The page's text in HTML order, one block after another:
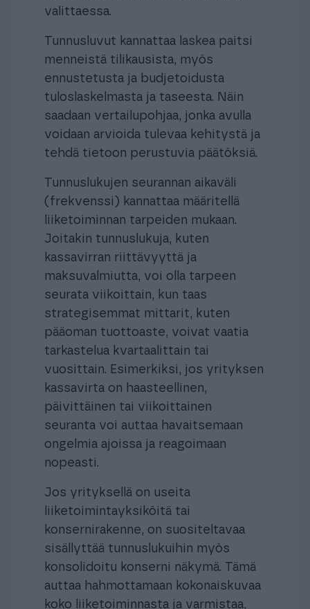
valittaessa.
Tunnusluvut kannattaa laskea paitsi
menneistä tilikausista, myös
ennustetusta ja budjetoidusta
tuloslaskelmasta ja taseesta. Näin
saadaan vertailupohjaa, jonka avulla
voidaan arvioida tulevaa kehitystä ja
tehdä tietoon perustuvia päätöksiä.
Tunnuslukujen seurannan aikaväli
(frekvenssi) kannattaa määritellä
liiketoiminnan tarpeiden mukaan.
Joitakin tunnuslukuja, kuten
kassavirran riittävyyttä ja
maksuvalmiutta, voi olla tarpeen
seurata viikoittain, kun taas
strategisemmat mittarit, kuten
pääoman tuottoaste, voivat vaatia
tarkastelua kvartaalittain tai
vuosittain. Esimerkiksi, jos yrityksen
kassavirta on haasteellinen,
päivittäinen tai viikoittainen
seuranta voi auttaa havaitsemaan
ongelmia ajoissa ja reagoimaan
nopeasti.
Jos yrityksellä on useita
liiketoimintayksiköitä tai
konsernirakenne, on suositeltavaa
sisällyttää tunnuslukuihin myös
konsolidoitu konserni näkymä. Tämä
auttaa hahmottamaan kokonaiskuvaa
koko liiketoiminnasta ja varmistaa,